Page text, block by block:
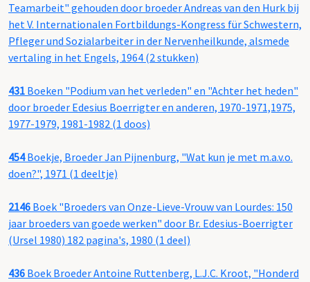
Teamarbeit" gehouden door broeder Andreas van den Hurk bij
het V. Internationalen Fortbildungs-Kongress für Schwestern,
Pfleger und Sozialarbeiter in der Nervenheilkunde, alsmede
vertaling in het Engels, 1964 (2 stukken)
431 Boeken "Podium van het verleden" en "Achter het heden"
door broeder Edesius Boerrigter en anderen, 1970-1971,1975,
1977-1979, 1981-1982 (1 doos)
454Boekje, Broeder Jan Pijnenburg, "Wat kun je met m.a.v.o.
doen?", 1971 (1 deeltje)
2146 Boek "Broeders van Onze-Lieve-Vrouw van Lourdes: 150
jaar broeders van goede werken" door Br. Edesius-Boerrigter
(Ursel 1980) 182 pagina's, 1980 (1 deel)
436 Boek Broeder Antoine Ruttenberg, L.J.C. Kroot, "Honderd